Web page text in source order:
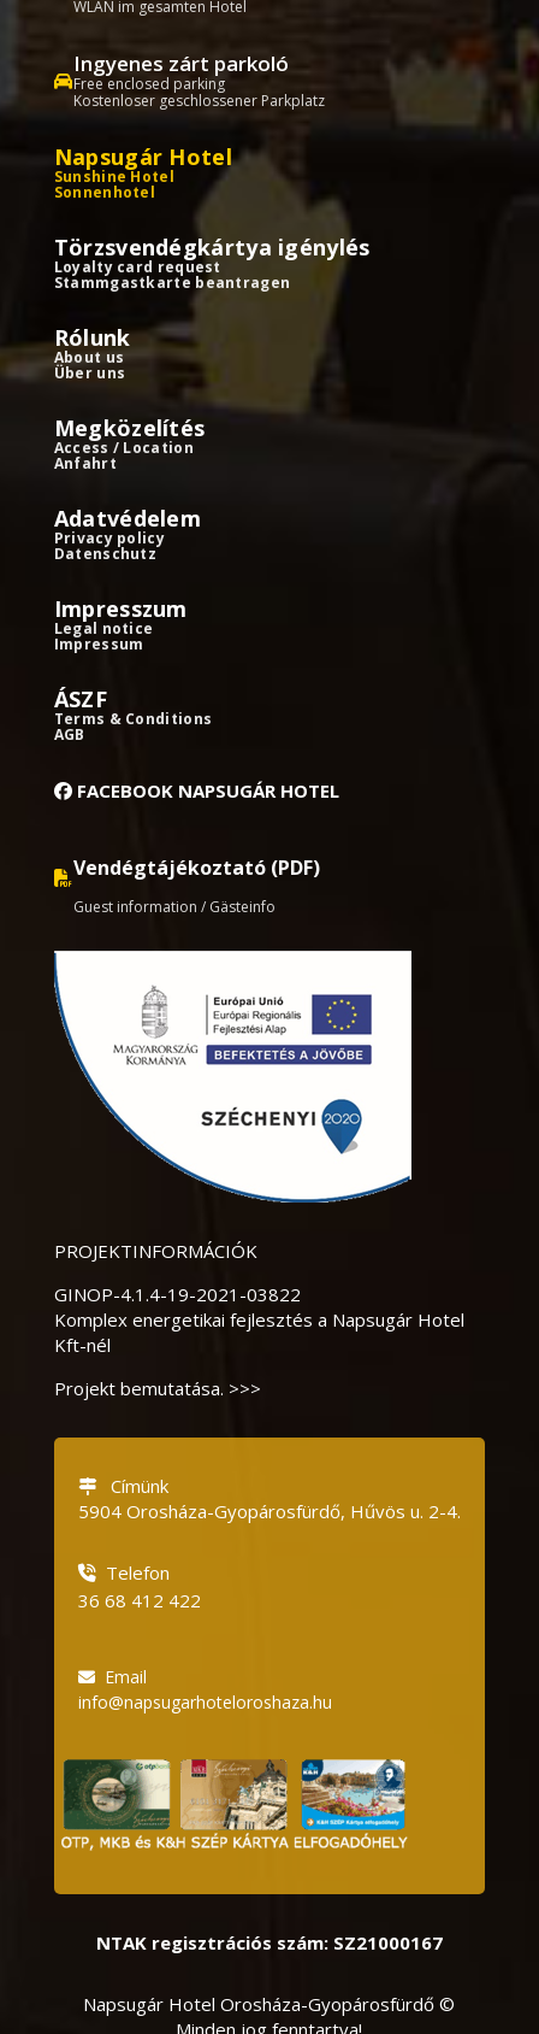
WLAN im gesamten Hotel
Ingyenes zárt parkoló
Free enclosed parking
Kostenloser geschlossener Parkplatz
Napsugár Hotel
Sunshine Hotel
Sonnenhotel
Törzsvendégkártya igénylés
Loyalty card request
Stammgastkarte beantragen
Rólunk
About us
Über uns
Megközelítés
Access / Location
Anfahrt
Adatvédelem
Privacy policy
Datenschutz
Impresszum
Legal notice
Impressum
ÁSZF
Terms & Conditions
AGB
FACEBOOK NAPSUGÁR HOTEL
Vendégtájékoztató (PDF)
Guest information / Gästeinfo
PROJEKTINFORMÁCIÓK
GINOP-4.1.4-19-2021-03822
Komplex energetikai fejlesztés a Napsugár Hotel
Kft-nél
Projekt bemutatása. >>>
Címünk
5904 Orosháza-Gyopárosfürdő, Hűvös u. 2-4.
Telefon
36 68 412 422
Email
info@napsugarhoteloroshaza.hu
NTAK regisztrációs szám: SZ21000167
Napsugár Hotel Orosháza-Gyopárosfürdő ©